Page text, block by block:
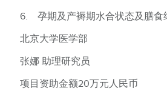
6. 孕期及产褥期水合状态及膳食
北京大学医学部
张娜 助理研究员
项目资助金额20万元人民币